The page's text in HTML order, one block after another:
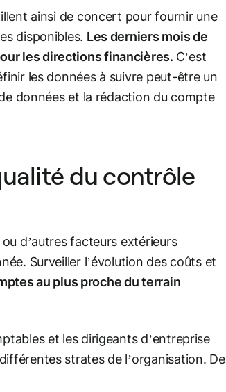
ainsi de concert pour fournir une
disponibles. Les derniers mois de
les directions financières. C’est
les données à suivre peut-être un
données et la rédaction du compte
du contrôle
d’autres facteurs extérieurs
Surveiller l’évolution des coûts et
au plus proche du terrain
et les dirigeants d’entreprise
strates de l’organisation. De